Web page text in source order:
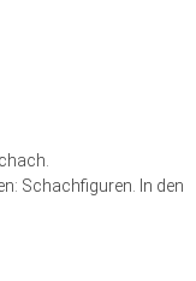
Schachfiguren. In den